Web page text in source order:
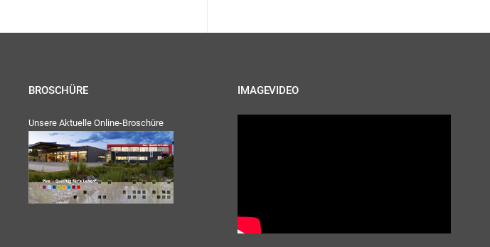
BROSCHÜRE
Unsere Aktuelle Online-Broschüre
IMAGEVIDEO